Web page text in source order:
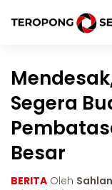
Segera
Besar
BERITA Oleh